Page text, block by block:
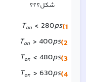
شکل؟؟؟
1)
Ton < 280ps
2)
Ton > 400ps
3)
Ton < 480ps
4)
Ton > 630ps